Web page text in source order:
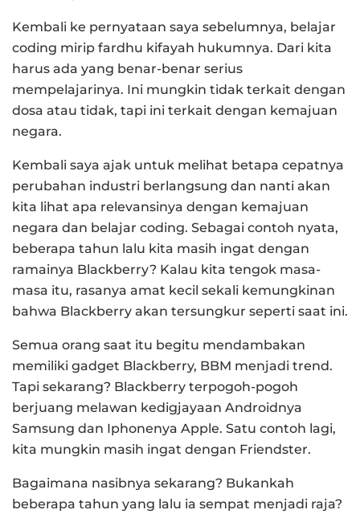
Kembali ke pernyataan saya sebelumnya, belajar
coding mirip fardhu kifayah hukumnya. Dari kita
harus ada yang benar-benar serius
mempelajarinya. Ini mungkin tidak terkait dengan
dosa atau tidak, tapi ini terkait dengan kemajuan
negara.
Kembali saya ajak untuk melihat betapa cepatnya
perubahan industri berlangsung dan nanti akan
kita lihat apa relevansinya dengan kemajuan
negara dan belajar coding. Sebagai contoh nyata,
beberapa tahun lalu kita masih ingat dengan
ramainya Blackberry? Kalau kita tengok masa-
masa itu, rasanya amat kecil sekali kemungkinan
bahwa Blackberry akan tersungkur seperti saat ini.
Semua orang saat itu begitu mendambakan
memiliki gadget Blackberry, BBM menjadi trend.
Tapi sekarang? Blackberry terpogoh-pogoh
berjuang melawan kedigjayaan Androidnya
Samsung dan Iphonenya Apple. Satu contoh lagi,
kita mungkin masih ingat dengan Friendster.
Bagaimana nasibnya sekarang? Bukankah
beberapa tahun yang lalu ia sempat menjadi raja?